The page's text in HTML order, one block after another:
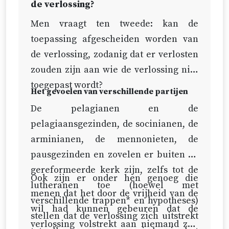
de verlossing?
Men vraagt ten tweede: kan de
toepassing afgescheiden worden van
de verlossing, zodanig dat er verlosten
zouden zijn aan wie de verlossing niet
toegepast wordt?
Het gevoelen van verschillende partijen
De pelagianen en de
pelagiaansgezinden, de socinianen, de
arminianen, de mennonieten, de
pausgezinden en zovelen er buiten de
gereformeerde kerk zijn, zelfs tot de
lutheranen toe (hoewel met
verschillende trappen* en hypotheses)
stellen dat de verlossing zich uitstrekt
Ook zijn er onder hen genoeg die
menen dat het door de vrijheid van de
wil had kunnen gebeuren dat de
verlossing volstrekt aan niemand zou